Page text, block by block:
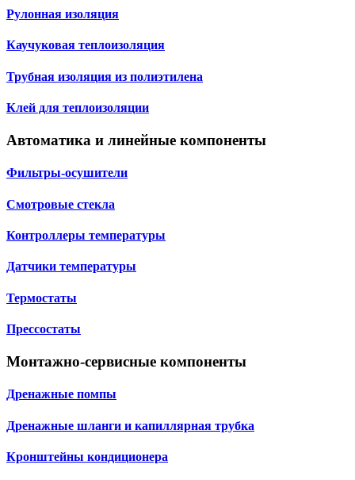
Рулонная изоляция
Каучуковая теплоизоляция
Трубная изоляция из полиэтилена
Клей для теплоизоляции
Автоматика и линейные компоненты
Фильтры-осушители
Смотровые стекла
Контроллеры температуры
Датчики температуры
Термостаты
Прессостаты
Монтажно‑сервисные компоненты
Дренажные помпы
Дренажные шланги и капиллярная трубка
Кронштейны кондиционера